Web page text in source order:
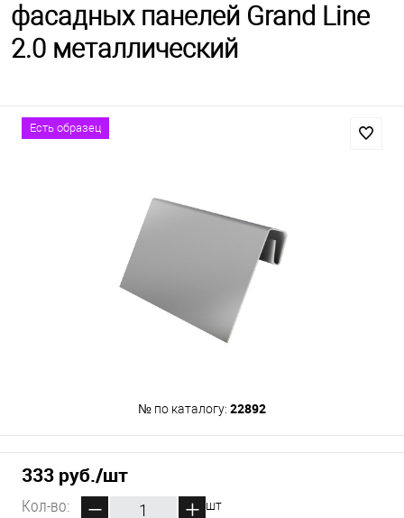
фасадных панелей Grand Line
2.0 металлический
Есть образец
№ по каталогу: 22892
333 руб./шт
Кол-во: шт